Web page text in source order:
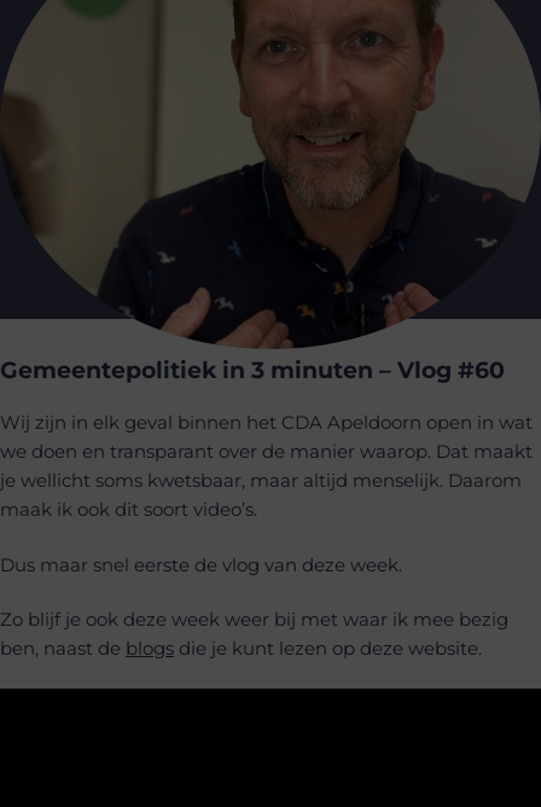
Gemeentepolitiek in 3 minuten – Vlog #60
Wij zijn in elk geval binnen het CDA Apeldoorn open in wat
we doen en transparant over de manier waarop. Dat maakt
je wellicht soms kwetsbaar, maar altijd menselijk. Daarom
maak ik ook dit soort video’s.
Dus maar snel eerste de vlog van deze week.
Zo blijf je ook deze week weer bij met waar ik mee bezig
ben, naast de blogs die je kunt lezen op deze website.